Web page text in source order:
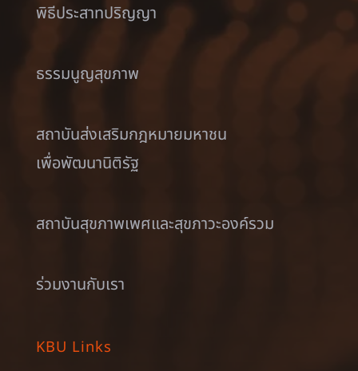
พิธีประสาทปริญญา
ธรรมนูญสุขภาพ
สถาบันส่งเสริมกฎหมายมหาชน
เพื่อพัฒนานิติรัฐ
สถาบันสุขภาพเพศและสุขภาวะองค์รวม
ร่วมงานกับเรา
KBU Links